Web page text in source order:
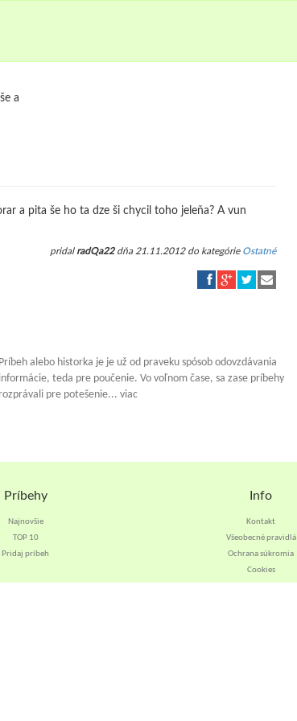
a
a pita še ho ta dze ši chycil toho jeleňa? A vun
pridal radQa22dňa 21.11.2012 do kategórie Ostatné
Príbeh alebo historka je je už od praveku spósob odovzdávania
informácie, teda pre poučenie. Vo voľnom čase, sa zase príbehy
rozprávali pre potešenie... viac
Príbehy
Najnovšie
TOP 10
Pridaj príbeh
Info
Kontakt
Všeobecné pravidlá
Ochrana súkromia
Cookies